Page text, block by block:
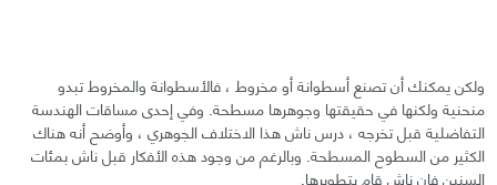
ولكن يمكنك أن تصنع أسطوانة أو مخروط ، فالأسطوانة والمخروط تبدو
منحنية ولكنها في حقيقتها وجوهرها مسطحة. وفي إحدى مساقات الهندسة
التفاضلية قبل تخرجه ، درس ناش هذا الاختلاف الجوهري ، وأوضح أنه هناك
الكثير من السطوح المسطحة. وبالرغم من وجود هذه الأفكار قبل ناش بمئات
السنين فإن ناش قام بتطويرها.